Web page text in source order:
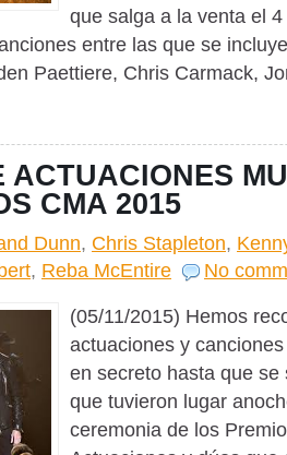
que salga a la venta el
entre las que se
Paettiere, Chris Carmack,
ACTUACIONES
CMA 2015
Dunn, Chris Stapleton,
, Reba McEntire
No
(05/11/2015) Hemos
actuaciones y
en secreto hasta que
que tuvieron lugar
ceremonia de los